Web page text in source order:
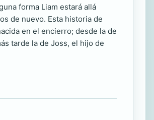
forma Liam estará allá
de nuevo. Esta historia de
en el encierro; desde la de
tarde la de Joss, el hijo de